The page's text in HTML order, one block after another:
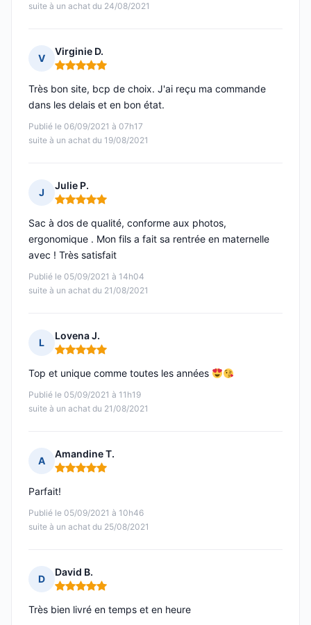
suite à un achat du 24/08/2021
V
Virginie D.
Note : 5 sur 5
Publié le 06/09/2021 à 07h17
suite à un achat du 19/08/2021
Très bon site, bcp de choix. J'ai reçu ma commande
dans les delais et en bon état.
J
Julie P.
Note : 5 sur 5
Publié le 05/09/2021 à 14h04
suite à un achat du 21/08/2021
Sac à dos de qualité, conforme aux photos,
ergonomique . Mon fils a fait sa rentrée en maternelle
avec ! Très satisfait
L
Lovena J.
Note : 5 sur 5
Publié le 05/09/2021 à 11h19
suite à un achat du 21/08/2021
Top et unique comme toutes les années
A
Amandine T.
Note : 5 sur 5
Publié le 05/09/2021 à 10h46
suite à un achat du 25/08/2021
Parfait!
D
David B.
Note : 5 sur 5
Très bien livré en temps et en heure